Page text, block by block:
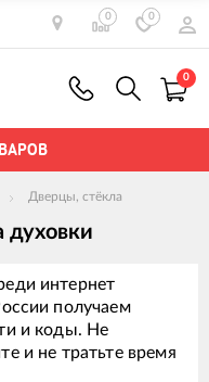
0 0
0
Дверцы, стёкла
духовки
интернет
получаем
и коды. Не
и не тратьте время